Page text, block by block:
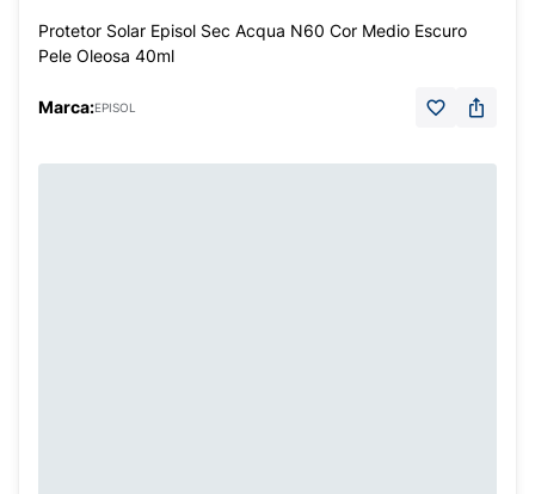
Protetor Solar Episol Sec Acqua N60 Cor Medio Escuro
Pele Oleosa 40ml
Marca:EPISOL